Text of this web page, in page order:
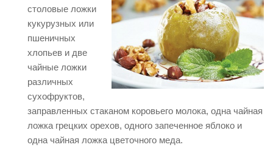
столовые ложки
кукурузных или
пшеничных
хлопьев и две
чайные ложки
различных
сухофруктов,
заправленных стаканом коровьего молока, одна чайная
ложка грецких орехов, одного запеченное яблоко и
одна чайная ложка цветочного меда.